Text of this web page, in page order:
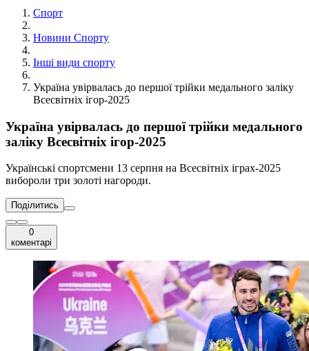
Спорт
Новини Спорту
Інші види спорту
Україна увірвалась до першої трійки медального заліку
Всесвітніх ігор-2025
Україна увірвалась до першої трійки медального
заліку Всесвітніх ігор-2025
Українські спортсмени 13 серпня на Всесвітніх іграх-2025
вибороли три золоті нагороди.
Поділитись
0
коментарі